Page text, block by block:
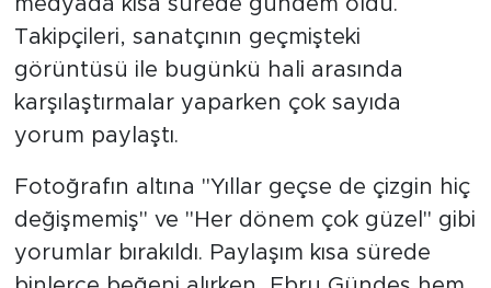
Takipçileri, sanatçının geçmişteki
görüntüsü ile bugünkü hali arasında
karşılaştırmalar yaparken çok sayıda
yorum paylaştı.
Fotoğrafın altına "Yıllar geçse de çizgin hiç
değişmemiş" ve "Her dönem çok güzel" gibi
yorumlar bırakıldı. Paylaşım kısa sürede